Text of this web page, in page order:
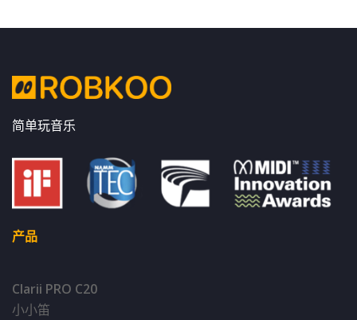
简单玩音乐
产品
Clarii PRO C20
小小笛